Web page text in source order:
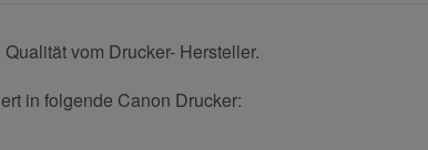
vom Drucker- Hersteller.
in folgende Canon Drucker: